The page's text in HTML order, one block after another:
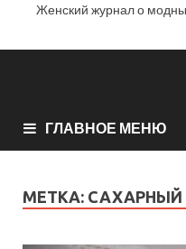
Женский журнал о
ГЛАВНОЕ МЕНЮ
МЕТКА: САХАРНЫЙ